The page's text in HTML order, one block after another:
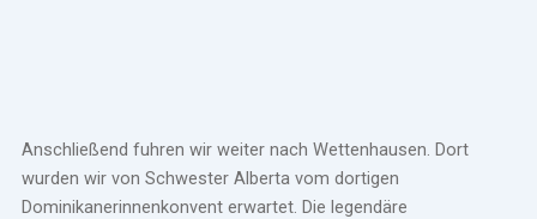
Anschließend fuhren wir weiter nach Wettenhausen. Dort
wurden wir von Schwester Alberta vom dortigen
Dominikanerinnenkonvent erwartet. Die legendäre